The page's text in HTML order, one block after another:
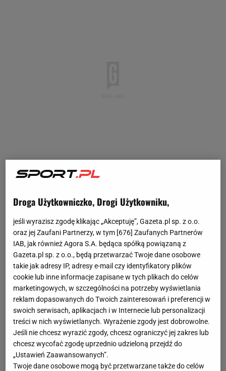
Droga Użytkowniczko, Drogi Użytkowniku,
jeśli wyrazisz zgodę klikając „Akceptuję”, Gazeta.pl sp. z o.o.
oraz jej Zaufani Partnerzy, w tym [676] Zaufanych Partnerów
IAB, jak również Agora S.A. będąca spółką powiązaną z
Gazeta.pl sp. z o.o., będą przetwarzać Twoje dane osobowe
takie jak adresy IP, adresy e-mail czy identyfikatory plików
cookie lub inne informacje zapisane w tych plikach do celów
marketingowych, w szczególności na potrzeby wyświetlania
reklam dopasowanych do Twoich zainteresowań i preferencji w
swoich serwisach, aplikacjach i w Internecie lub personalizacji
treści w nich wyświetlanych. Wyrażenie zgody jest dobrowolne.
Jeśli nie chcesz wyrazić zgody, chcesz ograniczyć jej zakres lub
chcesz wycofać zgodę uprzednio udzieloną przejdź do
„Ustawień Zaawansowanych”.
Twoje dane osobowe mogą być przetwarzane także do celów